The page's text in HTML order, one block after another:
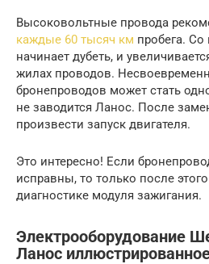
Высоковольтные провода
каждые 60 тысяч км пробега.
начинает дубеть, и
жилах проводов.
бронепроводов может стать
не заводится Ланос. После
произвести запуск двигателя.
Это интересно! Если
исправны, то только после
диагностике модуля зажигания.
Электрооборудование
Ланос